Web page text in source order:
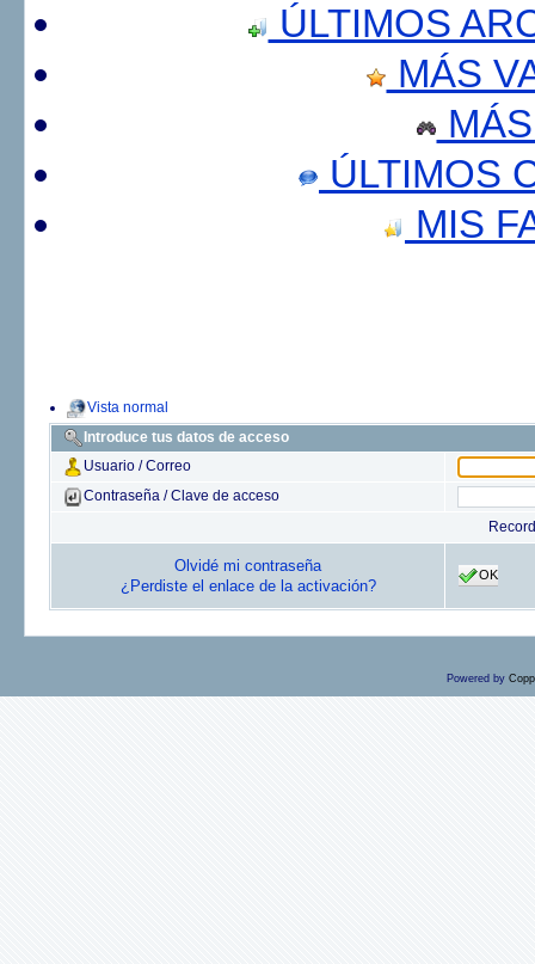
ÚLTIMOS
MÁS
ÚLTIMOS
MIS
Vista normal
Introduce tus datos de acceso
Usuario / Correo
Contraseña / Clave de acceso
Olvidé mi contraseña
¿Perdiste el enlace de la activación?
OK
Powered by